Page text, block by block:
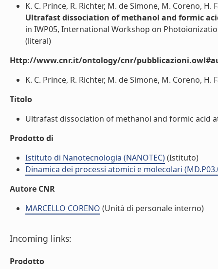
K. C. Prince, R. Richter, M. de Simone, M. Coreno,
Ultrafast dissociation of methanol and formic
in IWP05, International Workshop on
(literal)
Http://www.cnr.it/ontology/cnr/
K. C. Prince, R. Richter, M. de Simone, M. Coreno,
Titolo
Ultrafast dissociation of methanol and formic acid
Prodotto di
Istituto di Nanotecnologia (NANOTEC)(Istituto)
Dinamica dei processi atomici e molecolari
Autore CNR
MARCELLO CORENO (Unità di personale interno)
Incoming links:
Prodotto